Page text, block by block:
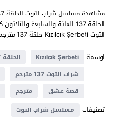
التوت Kızılcık Şerbeti حلقة 137 مترجمة مسلسلات تركية 2022 حصرياً على موقع
اوسمة
Kızılcık Şerbeti الحلقة 137
شراب التوت 137 مترجم
قصة عشق
مترجم
تصنيفات مسلسل شراب التوت